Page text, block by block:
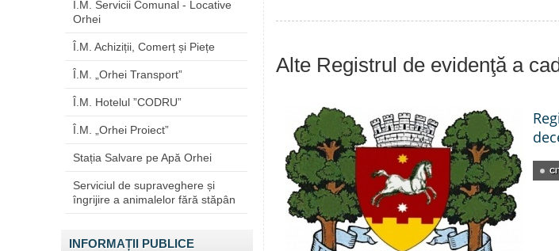
Î.M. Servicii Comunal - Locative
Orhei
Î.M. Achiziții, Comerț și Piețe
Î.M. „Orhei Transport”
Î.M. Hotelul ”CODRU”
Î.M. „Orhei Proiect”
Stația Salvare pe Apă Orhei
Serviciul de supraveghere și
îngrijire a animalelor fără stăpân
INFORMAȚII PUBLICE
Alte Registrul de evidenţă a